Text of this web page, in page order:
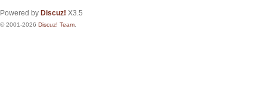
Powered by Discuz! X3.5
© 2001-2026 Discuz! Team